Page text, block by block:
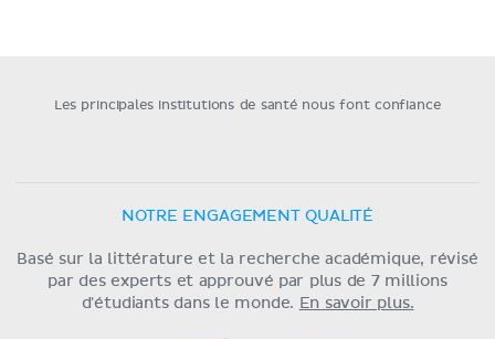
Les principales institutions de santé nous font confiance
NOTRE ENGAGEMENT QUALITÉ
Basé sur la littérature et la recherche académique, révisé
par des experts et approuvé par plus de 7 millions
d'étudiants dans le monde. En savoir plus.